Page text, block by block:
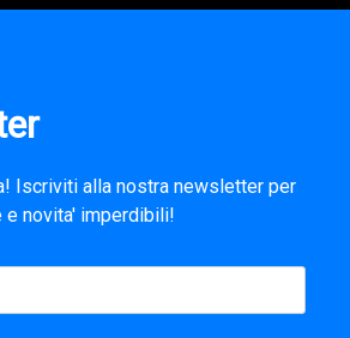
Iscriviti alla nostra newsletter per
novita' imperdibili!